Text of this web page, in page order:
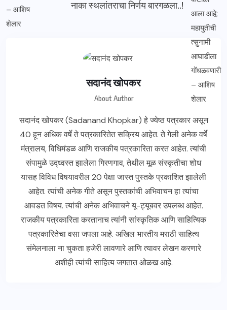
नाका स्थलांतराचा निर्णय बारगळला..!
सदानंद खोपकर
About Author
सदानंद खोपकर (Sadanand Khopkar) हे ज्येष्ठ पत्रकार असून
40 हून अधिक वर्षे ते पत्रकारितेत सक्रिय आहेत. ते गेली अनेक वर्षे
मंत्रालय, विधिमंडळ आणि राजकीय पत्रकारिता करत आहेत. त्यांची
संपामुळे उद्ध्वस्त झालेला गिरणगाव, तेथील मूळ संस्कृतीचा शोध
यासह विविध विषयावरील 20 पेक्षा जास्त पुस्तके प्रकाशित झालेली
आहेत. त्यांची अनेक गीते असून पुस्तकांची अभिवाचन हा त्यांचा
आवडत विषय. त्यांची अनेक अभिवाचने यू-ट्यूबवर उपलब्ध आहेत.
राजकीय पत्रकारिता करतानाच त्यांनी सांस्कृतिक आणि साहित्यिक
पत्रकारितेचा वसा जपला आहे. अखिल भारतीय मराठी साहित्य
संमेलनाला ना चुकता हजेरी लावणारे आणि त्यावर लेखन करणारे
अशीही त्यांची साहित्य जगतात ओळख आहे.